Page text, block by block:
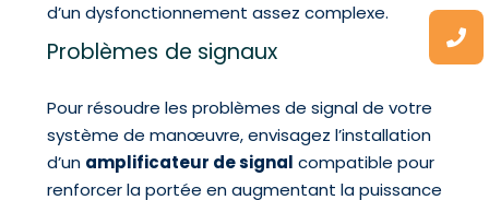
d’un dysfonctionnement assez complexe.
Problèmes de signaux
Pour résoudre les problèmes de signal de votre
système de manœuvre, envisagez l’installation
d’un amplificateur de signal compatible pour
renforcer la portée en augmentant la puissance